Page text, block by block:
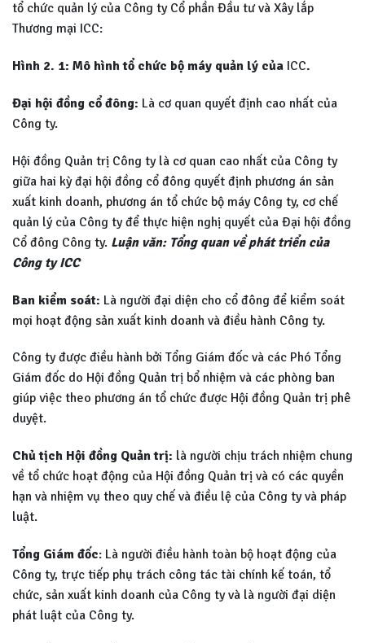
tổ chức quản lý của Công ty Cổ phần Đầu tư và Xây lắp
Thương mại ICC:
Hình 2. 1: Mô hình tổ chức bộ máy quản lý của ICC.
Đại hội đồng cổ đông: Là cơ quan quyết định cao nhất của
Công ty.
Hội đồng Quản trị Công ty là cơ quan cao nhất của Công ty
giữa hai kỳ đại hội đồng cổ đông quyết định phương án sản
xuất kinh doanh, phương án tổ chức bộ máy Công ty, cơ chế
quản lý của Công ty để thực hiện nghị quyết của Đại hội đồng
Cổ đông Công ty. Luận văn: Tổng quan về phát triển của
Công ty ICC
Ban kiểm soát: Là người đại diện cho cổ đông để kiểm soát
mọi hoạt động sản xuất kinh doanh và điều hành Công ty.
Công ty được điều hành bởi Tổng Giám đốc và các Phó Tổng
Giám đốc do Hội đồng Quản trị bổ nhiệm và các phòng ban
giúp việc theo phương án tổ chức được Hội đồng Quản trị phê
duyệt.
Chủ tịch Hội đồng Quản trị: là người chịu trách nhiệm chung
về tổ chức hoạt động của Hội đồng Quản trị và có các quyền
hạn và nhiệm vụ theo quy chế và điều lệ của Công ty và pháp
luật.
Tổng Giám đốc: Là người điều hành toàn bộ hoạt động của
Công ty, trực tiếp phụ trách công tác tài chính kế toán, tổ
chức, sản xuất kinh doanh của Công ty và là người đại diện
phát luật của Công ty.